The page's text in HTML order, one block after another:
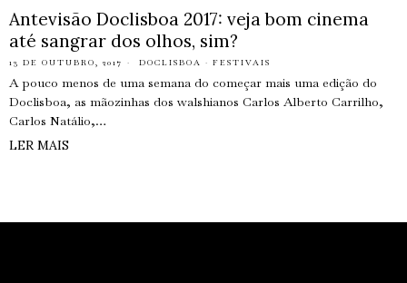
Antevisão Doclisboa 2017: veja bom cinema
até sangrar dos olhos, sim?
13 DE OUTUBRO, 2017 DOCLISBOA · FESTIVAIS
A pouco menos de uma semana do começar mais uma edição do
Doclisboa, as mãozinhas dos walshianos Carlos Alberto Carrilho,
Carlos Natálio,…
LER MAIS